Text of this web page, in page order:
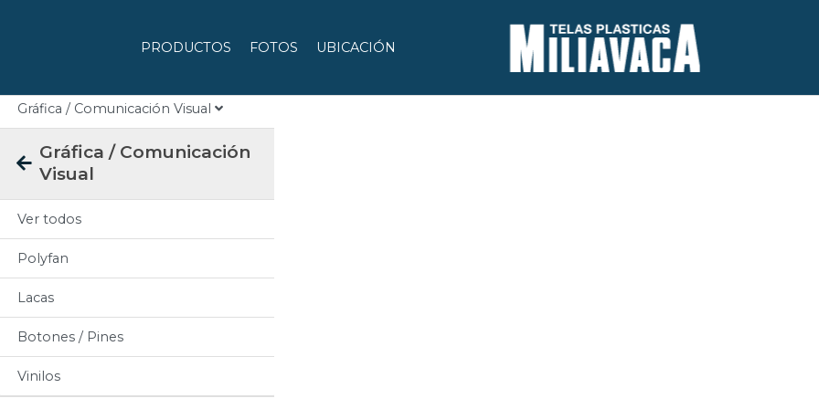
PRODUCTOS FOTOS UBICACIÓN
Gráfica / Comunicación Visual
Gráfica / Comunicación
Visual
Ver todos
Polyfan
Lacas
Botones / Pines
Vinilos